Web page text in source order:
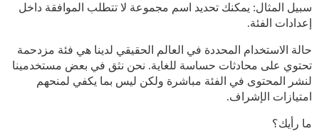
سبيل المثال: يمكنك تحديد اسم مجموعة لا تتطلب الموافقة داخل
إعدادات الفئة.
حالة الاستخدام المحددة في العالم الحقيقي لدينا هي فئة مزدحمة
تحتوي على محادثات حساسة للغاية. نحن نثق في بعض مستخدمينا
لنشر المحتوى في الفئة مباشرة ولكن ليس بما يكفي لمنحهم
امتيازات الإشراف.
ما رأيك؟